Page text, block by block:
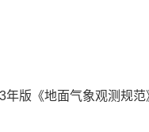
版《地面气象观测规范